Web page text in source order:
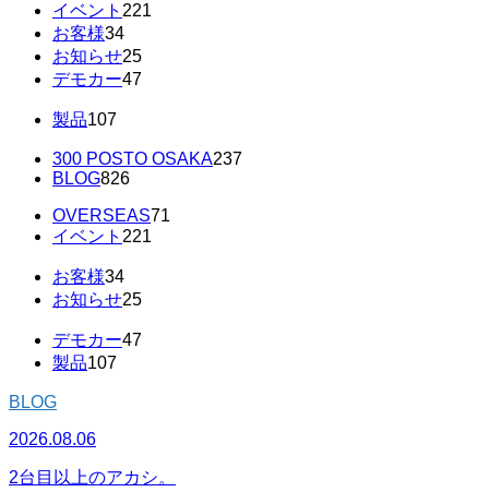
イベント 221
お客様34
お知らせ25
デモカー47
製品107
300 POSTO OSAKA237
BLOG826
OVERSEAS71
イベント 221
お客様34
お知らせ25
デモカー47
製品107
BLOG
2026.08.06
2台目以上のアカシ。